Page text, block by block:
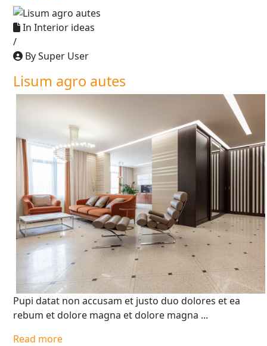
In Interior ideas
/
By Super User
Lisum agro autes
Pupi datat non accusam et justo duo dolores et ea
rebum et dolore magna et dolore magna ...
Read more